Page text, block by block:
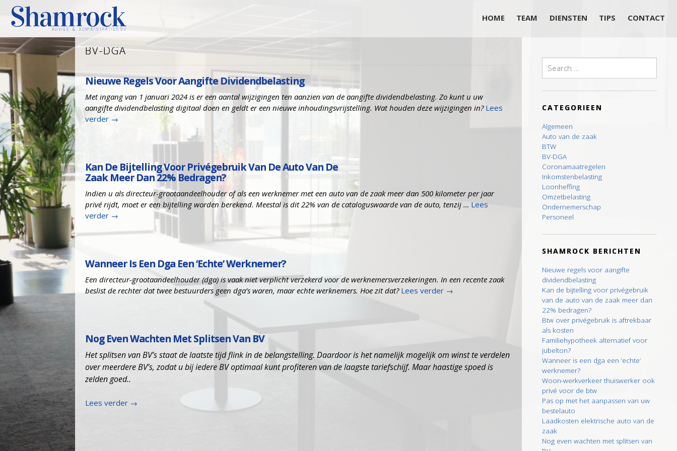
HOME TEAM DIENSTEN TIPS CONTACT
for:
CATEGORIEEN
Algemeen
Auto van de zaak
BTW
BV-DGA
Coronamaatregelen
Inkomstenbelasting
Loonheffing
Omzetbelasting
Ondernemerschap
Personeel
SHAMROCK BERICHTEN
Nieuwe regels voor aangifte
dividendbelasting
Kan de bijtelling voor privégebruik
van de auto van de zaak meer dan
22% bedragen?
Btw over privégebruik is aftrekbaar
als kosten
Familiehypotheek alternatief voor
jubelton?
Wanneer is een dga een ‘echte’
werknemer?
Woon-werkverkeer thuiswerker ook
privé voor de btw
Pas op met het aanpassen van uw
bestelauto
Laadkosten elektrische auto van de
zaak
Nog even wachten met splitsen van
BV-DGA
Nieuwe Regels Voor Aangifte Dividendbelasting
Met ingang van 1 januari 2024 is er een aantal wijzigingen ten aanzien van de aangifte dividendbelasting. Zo kunt u uw
aangifte dividendbelasting digitaal doen en geldt er een nieuwe inhoudingsvrijstelling. Wat houden deze wijzigingen in? Lees
verder →
Kan De Bijtelling Voor Privégebruik Van De Auto Van De
Zaak Meer Dan 22% Bedragen?
Indien u als directeur-grootaandeelhouder of als een werknemer met een auto van de zaak meer dan 500 kilometer per jaar
privé rijdt, moet er een bijtelling worden berekend. Meestal is dit 22% van de cataloguswaarde van de auto, tenzij … Lees
verder →
Wanneer Is Een Dga Een ‘echte’ Werknemer?
Een directeur-grootaandeelhouder (dga) is vaak niet verplicht verzekerd voor de werknemersverzekeringen. In een recente zaak
beslist de rechter dat twee bestuurders geen dga’s waren, maar echte werknemers. Hoe zit dat? Lees verder →
Nog Even Wachten Met Splitsen Van BV
Het splitsen van BV’s staat de laatste tijd flink in de belangstelling. Daardoor is het namelijk mogelijk om winst te verdelen
over meerdere BV’s, zodat u bij iedere BV optimaal kunt profiteren van de laagste tariefschijf. Maar haastige spoed is
zelden goed..
Lees verder →